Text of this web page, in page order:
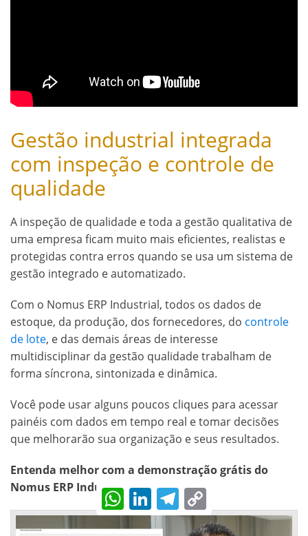
Gestão industrial integrada
com inspeção e controle de
qualidade
A inspeção de qualidade e toda a gestão qualitativa de
uma empresa ficam muito mais eficientes, realistas e
protegidas contra erros quando se usa um sistema de
gestão integrado e automatizado.
Com o Nomus ERP Industrial, todos os dados de
estoque, da produção, dos fornecedores, do controle
de lote, e das demais áreas de interesse
multidisciplinar da gestão qualidade trabalham de
forma síncrona, sintonizada e dinâmica.
Você pode usar alguns poucos cliques para acessar
painéis com dados em tempo real e tomar decisões
que melhorarão sua organização e seus resultados.
Entenda melhor com a demonstração grátis do
Nomus ERP Industrial:WhatsAppLinkedInTelegram